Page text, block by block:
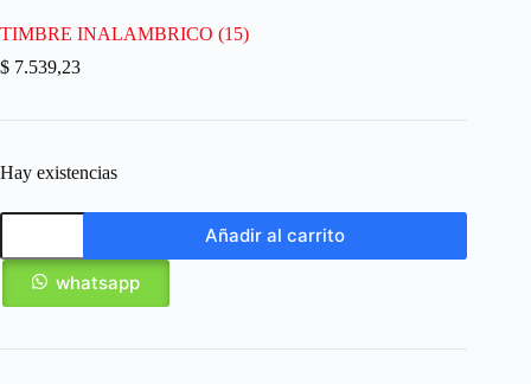
TIMBRE INALAMBRICO (15)
$ 7.539,23
Hay existencias
Añadir al carrito
whatsapp